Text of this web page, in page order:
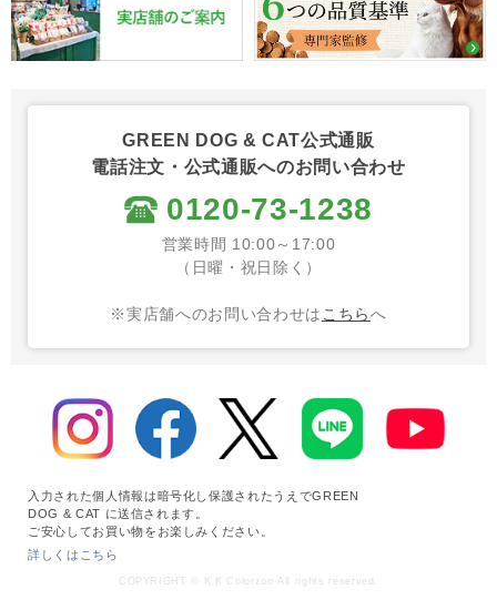
GREEN DOG & CAT公式通販
電話注文・公式通販へのお問い合わせ
0120-73-1238
営業時間 10:00～17:00
（日曜・祝日除く）
※実店舗へのお問い合わせは こちらへ
入力された個人情報は暗号化し保護されたうえでGREEN
DOG & CAT に送信されます。
ご安心してお買い物をお楽しみください。
詳しくはこちら
COPYRIGHT © K.K Colorzoo All rights reserved.